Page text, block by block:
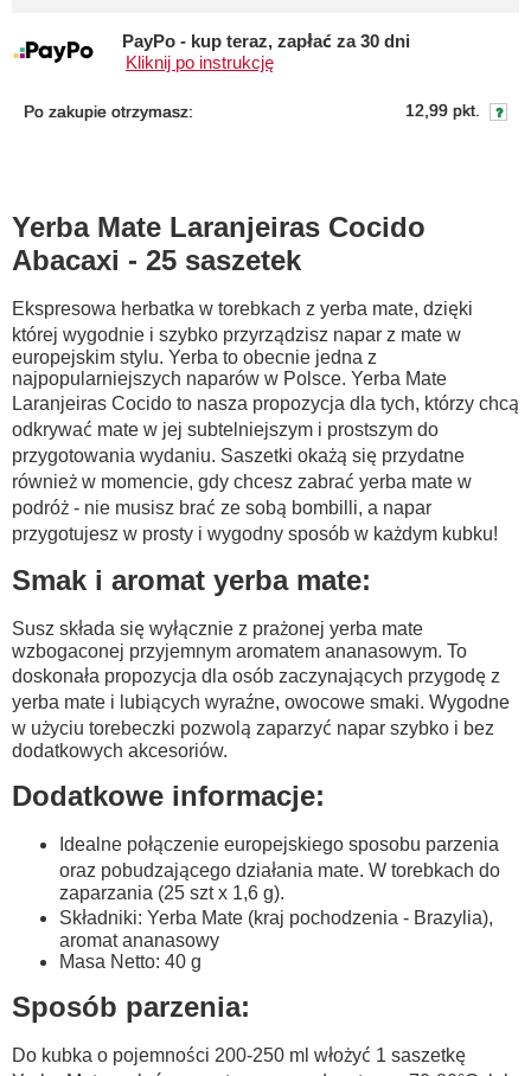
PayPo - kup teraz, zapłać za 30 dni
Kliknij po instrukcję
Po zakupie otrzymasz: 12,99 pkt.
Yerba Mate Laranjeiras Cocido
Abacaxi - 25 saszetek
Ekspresowa herbatka w torebkach z yerba mate, dzięki
której wygodnie i szybko przyrządzisz napar z mate w
europejskim stylu. Yerba to obecnie jedna z
najpopularniejszych naparów w Polsce. Yerba Mate
Laranjeiras Cocido to nasza propozycja dla tych, którzy chcą
odkrywać mate w jej subtelniejszym i prostszym do
przygotowania wydaniu. Saszetki okażą się przydatne
również w momencie, gdy chcesz zabrać yerba mate w
podróż - nie musisz brać ze sobą bombilli, a napar
przygotujesz w prosty i wygodny sposób w każdym kubku!
Smak i aromat yerba mate:
Susz składa się wyłącznie z prażonej yerba mate
wzbogaconej przyjemnym aromatem ananasowym. To
doskonała propozycja dla osób zaczynających przygodę z
yerba mate i lubiących wyraźne, owocowe smaki. Wygodne
w użyciu torebeczki pozwolą zaparzyć napar szybko i bez
dodatkowych akcesoriów.
Dodatkowe informacje:
Idealne połączenie europejskiego sposobu parzenia
oraz pobudzającego działania mate. W torebkach do
zaparzania (25 szt x 1,6 g).
Składniki: Yerba Mate (kraj pochodzenia - Brazylia),
aromat ananasowy
Masa Netto: 40 g
Sposób parzenia:
Do kubka o pojemności 200-250 ml włożyć 1 saszetkę